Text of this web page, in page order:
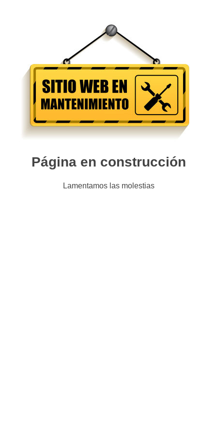
Página en construcción
Lamentamos las molestias